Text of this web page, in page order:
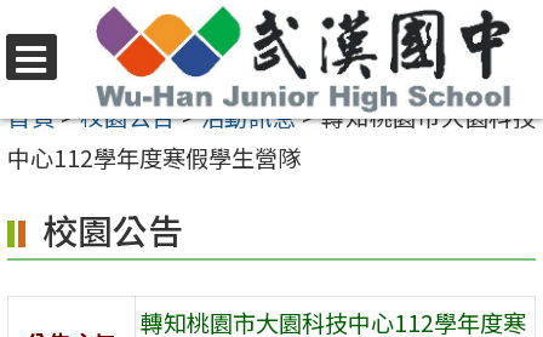
至
要
容
區
選
單
首頁>校園公告>活動訊息>轉知桃園市大園科技
中心112學年度寒假學生營隊
校園公告
轉知桃園市大園科技中心112學年度寒